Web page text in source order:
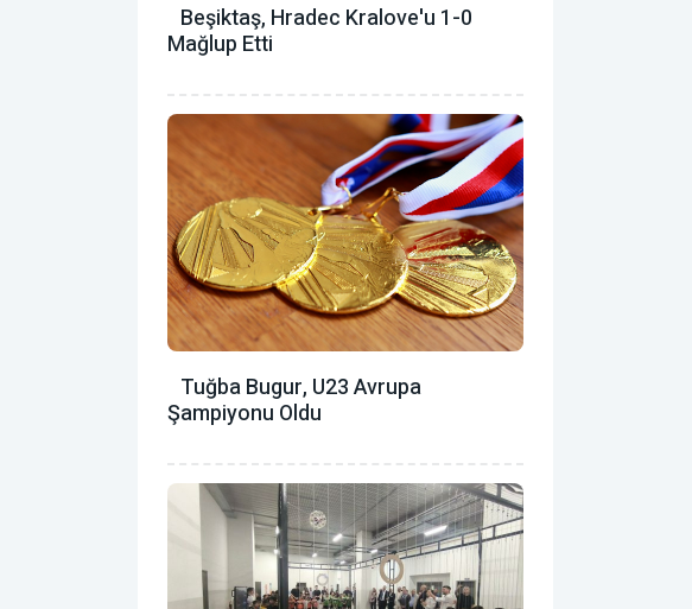
Beşiktaş, Hradec Kralove'u 1-0
Mağlup Etti
Tuğba Bugur, U23 Avrupa
Şampiyonu Oldu